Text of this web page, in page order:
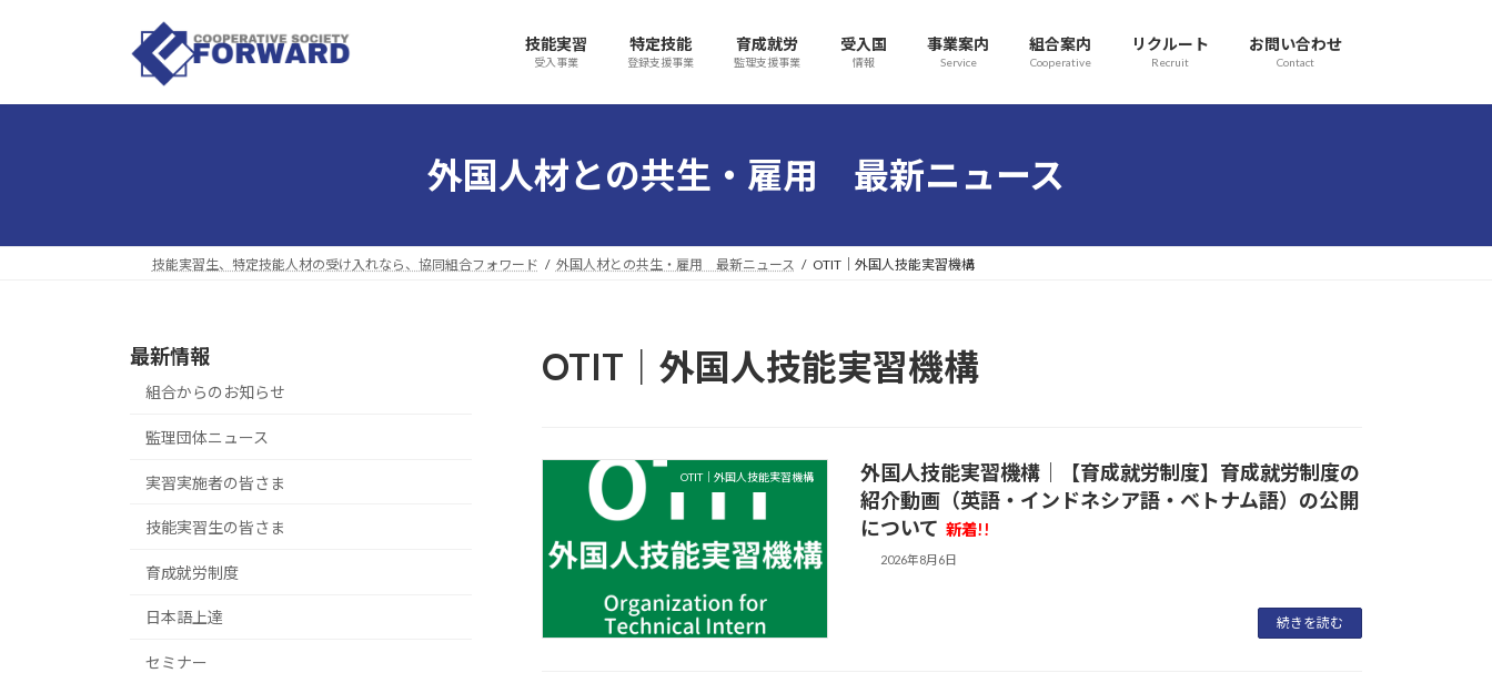
プ
動
技能実習
受入事業
特定技能
登録支援事業
育成就労
監理支援事業
受入国
情報
事業案内
Service
組合案内
Cooperative
リクルート
Recruit
お問い合わせ
Contact
外国人材との共生・雇用 最新ニュース
技能実習生、特定技能人材の受け入れなら、協同組合フォワード 外国人材との共生・雇用 最新ニュース OTIT｜外国人技能実習機構
OTIT｜外国人技能実習機構
OTIT｜外国人技能実習機構
外国人技能実習機構｜【育成就労制度】育成就労制度の
紹介動画（英語・インドネシア語・ベトナム語）の公開
について 新着!!
2026年8月6日
続きを読む
最新情報
組合からのお知らせ
監理団体ニュース
実習実施者の皆さま
技能実習生の皆さま
育成就労制度
日本語上達
セミナー